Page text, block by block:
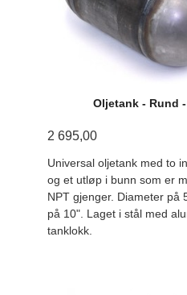
Oljetank - Rund
2 695,00
Universal oljetank med to
og et utløp i bunn som er
NPT gjenger. Diameter på
på 10". Laget i stål med
tanklokk.